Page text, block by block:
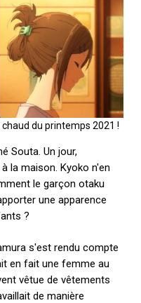
du printemps 2021 !
Souta. Un jour,
la maison. Kyoko n'en
le garçon otaku
une apparence
?
s'est rendu compte
en fait une femme au
vêtue de vêtements
de manière